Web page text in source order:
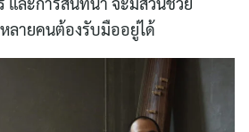
ลายคนต้องรับมืออยู่ได้